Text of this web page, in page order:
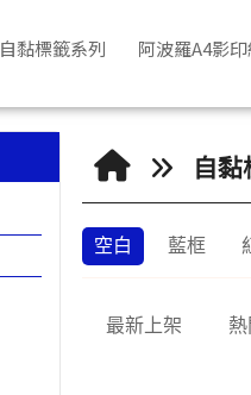
自黏標籤系列 阿波羅A4影
自黏
空白 藍框
最新上架